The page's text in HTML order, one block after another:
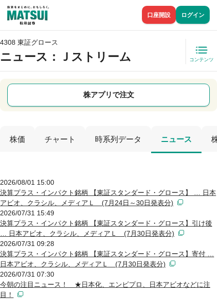
口座開設 ログイン
4308 東証グロース
ニュース ：Ｊストリーム コンテンツ
株アプリで注文
株価 チャート 時系列データ ニュース
2026/08/01 15:00
決算プラス・インパクト銘柄 【東証スタンダード・グロース】 … 日本
アビオ、クラシル、メディアＬ (7月24日～30日発表分)
2026/07/31 15:49
決算プラス・インパクト銘柄 【東証スタンダード・グロース】引け後
… 日本アビオ、クラシル、メディアＬ (7月30日発表分)
2026/07/31 09:28
決算プラス・インパクト銘柄 【東証スタンダード・グロース】寄付 …
日本アビオ、クラシル、メディアＬ (7月30日発表分)
2026/07/31 07:30
今朝の注目ニュース！ ★日本化、エンビプロ、日本アビオなどに注
目！